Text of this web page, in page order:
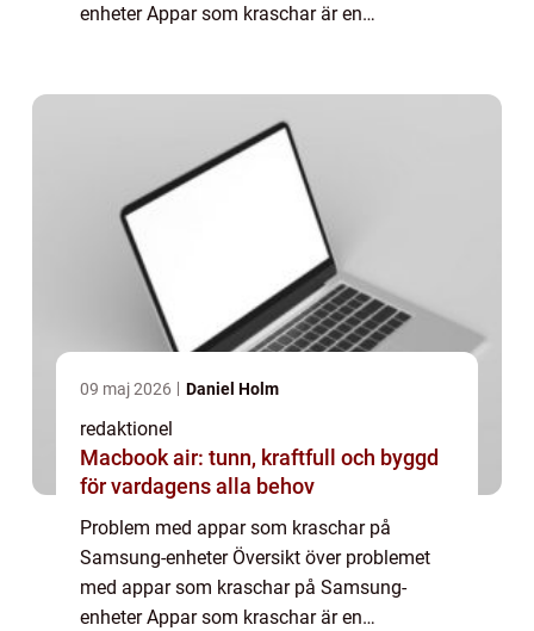
enheter Appar som kraschar är en
09 maj 2026 Daniel Holm
redaktionel
Macbook air: tunn, kraftfull och byggd
för vardagens alla behov
Problem med appar som kraschar på
Samsung-enheter Översikt över problemet
med appar som kraschar på Samsung-
enheter Appar som kraschar är en